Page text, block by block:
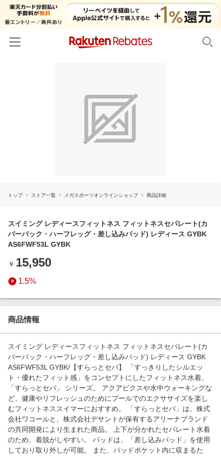
ファッション・インナー・小物
キッズ・ベビー用品
エンタメ
スポーツ・アウトドア・ゴルフ
インテリア・寝具
ペット・花・DIY・車
生活・お役立ち
金融・マネー・保険
ビジネス・その他サービス
電子書籍特集
楽天サービス特集
旅行特集
わくわく夏特集
とことん買い物チャレンジ
Apple公式サイト×楽天カード分割払い
Qoo10メガポ
週末の高還元 夏の長期版
トップ ストア一覧 メガスポーツオンラインショップ 商品詳細
スイミング レディースフィットネス フィットネスセパレート(カ
バーバック・ハーフレッグ・差し込みパッド) レディース GYBK
AS6FWF53L GYBK
￥ 15,950
1.5%
商品情報
スイミング レディースフィットネス フィットネスセパレート(カ
バーバック・ハーフレッグ・差し込みパッド) レディース GYBK
AS6FWF53L GYBK/【すらっとセパ】 「すっきりしたシルエッ
ト・優れたフィット感」をコンセプトにしたフィットネス水着、
「すらっとセパ」 シリーズ。 アクアビクスや水中ウォーキングな
ど、健康やリフレッシュのためにプールでのエクササイズを楽し
むフィットネススイマーにおすすめ。 「すらっとセパ」は、株式
会社ワコールと、株式会社デサントが保有するアリーナブランド
の共同開発により生まれた商品。 上下が分かれたセパレート水着
のため、着脱がしやすい。 パッドは、「差し込みパッド」を使用
しており取り外しが可能。 また、パッドポケット内に収まるた